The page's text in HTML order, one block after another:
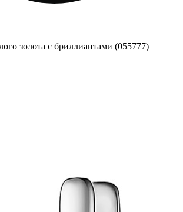
золота с бриллиантами (055777)